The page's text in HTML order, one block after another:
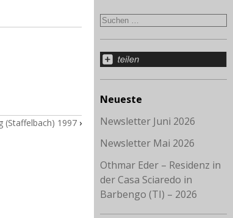
(Staffelbach) 1997›
Neueste
Newsletter Juni 2026
Newsletter Mai 2026
Othmar Eder – Residenz in
der Casa Sciaredo in
Barbengo (TI) – 2026